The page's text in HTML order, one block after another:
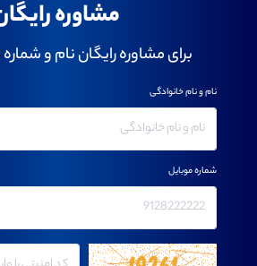
مشاوره
برای مشاوره رایگان نام و
نام و نام خانوادگی
شماره موبایل